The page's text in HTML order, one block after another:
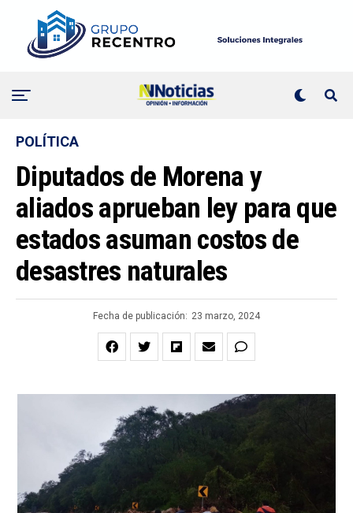
POLÍTICA
Diputados de Morena y
aliados aprueban ley para que
estados asuman costos de
desastres naturales
Fecha de publicación: 23 marzo, 2024